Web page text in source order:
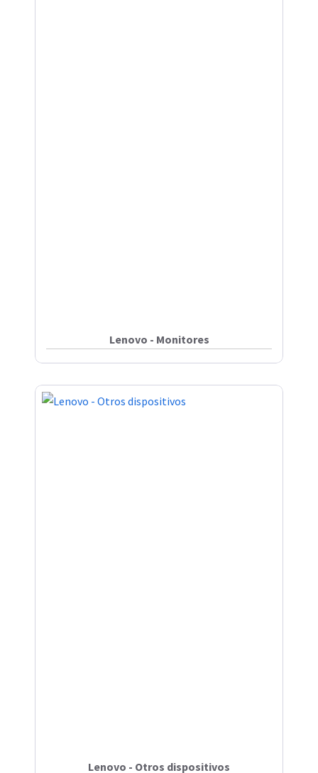
Lenovo - Monitores
Lenovo - Otros dispositivos